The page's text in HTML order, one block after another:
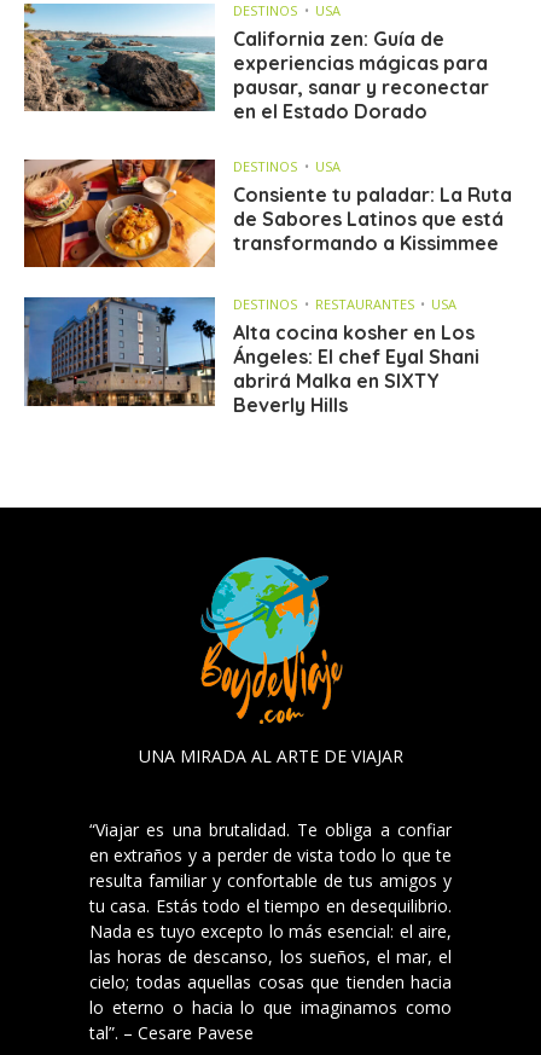
DESTINOS USA
California zen: Guía de
experiencias mágicas para
pausar, sanar y reconectar
en el Estado Dorado
DESTINOS USA
Consiente tu paladar: La Ruta
de Sabores Latinos que está
transformando a Kissimmee
DESTINOS RESTAURANTES USA
Alta cocina kosher en Los
Ángeles: El chef Eyal Shani
abrirá Malka en SIXTY
Beverly Hills
UNA MIRADA AL ARTE DE VIAJAR
“Viajar es una brutalidad. Te obliga a confiar
en extraños y a perder de vista todo lo que te
resulta familiar y confortable de tus amigos y
tu casa. Estás todo el tiempo en desequilibrio.
Nada es tuyo excepto lo más esencial: el aire,
las horas de descanso, los sueños, el mar, el
cielo; todas aquellas cosas que tienden hacia
lo eterno o hacia lo que imaginamos como
tal”. – Cesare Pavese